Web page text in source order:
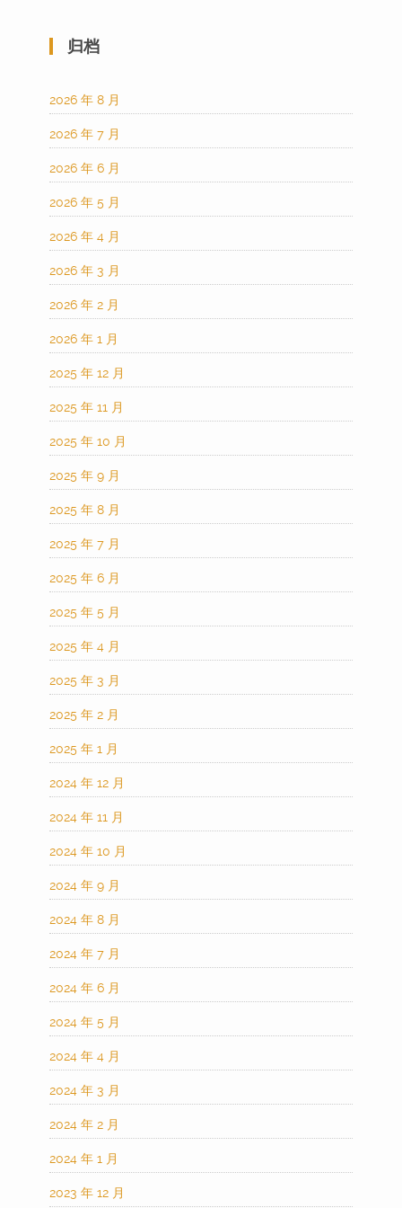
归档
2026 年 8 月
2026 年 7 月
2026 年 6 月
2026 年 5 月
2026 年 4 月
2026 年 3 月
2026 年 2 月
2026 年 1 月
2025 年 12 月
2025 年 11 月
2025 年 10 月
2025 年 9 月
2025 年 8 月
2025 年 7 月
2025 年 6 月
2025 年 5 月
2025 年 4 月
2025 年 3 月
2025 年 2 月
2025 年 1 月
2024 年 12 月
2024 年 11 月
2024 年 10 月
2024 年 9 月
2024 年 8 月
2024 年 7 月
2024 年 6 月
2024 年 5 月
2024 年 4 月
2024 年 3 月
2024 年 2 月
2024 年 1 月
2023 年 12 月